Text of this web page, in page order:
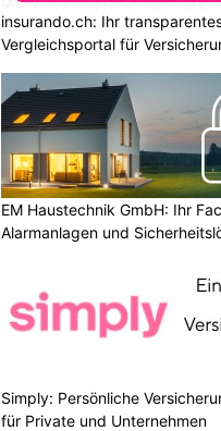
insurando.ch: Ihr
Vergleichsportal für
EM Haustechnik GmbH: Ihr
Alarmanlagen und
Simply: Persönliche
für Private und Unternehmen